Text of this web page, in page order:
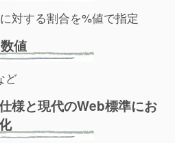
対する割合を%値で指定
値
ど
様と現代のWeb標準にお